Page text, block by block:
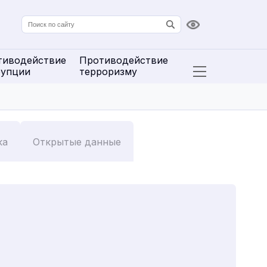
Версия для
Противодействие
терроризму
Открыть
Открытые данные